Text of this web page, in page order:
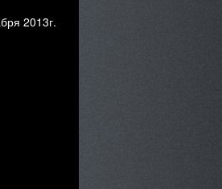
2013г.